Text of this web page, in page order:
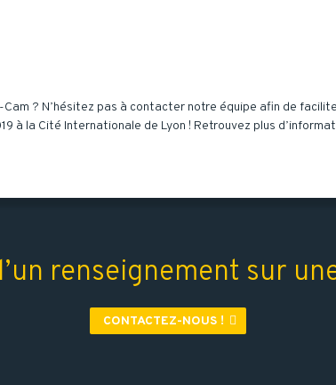
? N’hésitez pas à contacter notre équipe afin de
à la Cité Internationale de Lyon ! Retrouvez plus
renseignement sur
CONTACTEZ-NOUS ! 